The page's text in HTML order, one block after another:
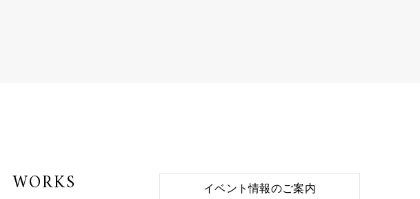
WORKS イベント情報のご案内